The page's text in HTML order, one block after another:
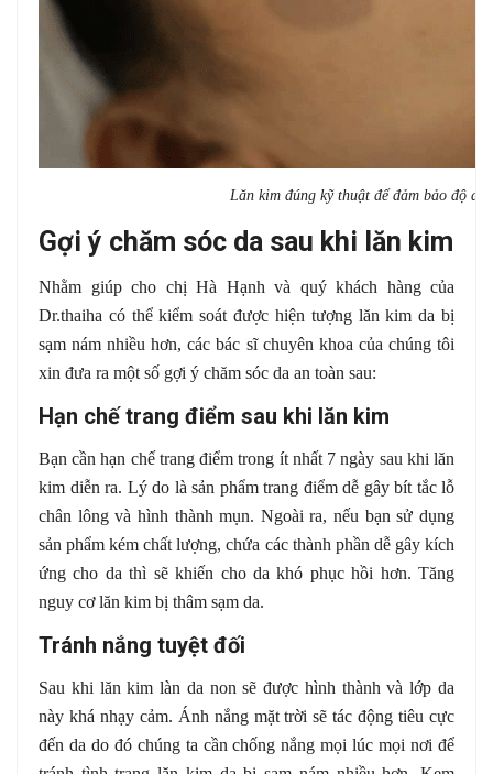
Lăn kim đúng kỹ thuật để đảm bảo độ an
Gợi ý chăm sóc da sau khi lăn kim
Nhằm giúp cho chị Hà Hạnh và quý khách hàng của
Dr.thaiha có thể kiểm soát được hiện tượng lăn kim da bị
sạm nám nhiều hơn, các bác sĩ chuyên khoa của chúng tôi
xin đưa ra một số gợi ý chăm sóc da an toàn sau:
Hạn chế trang điểm sau khi lăn kim
Bạn cần hạn chế trang điểm trong ít nhất 7 ngày sau khi lăn
kim diễn ra. Lý do là sản phẩm trang điểm dễ gây bít tắc lỗ
chân lông và hình thành mụn. Ngoài ra, nếu bạn sử dụng
sản phẩm kém chất lượng, chứa các thành phần dễ gây kích
ứng cho da thì sẽ khiến cho da khó phục hồi hơn. Tăng
nguy cơ lăn kim bị thâm sạm da.
Tránh nắng tuyệt đối
Sau khi lăn kim làn da non sẽ được hình thành và lớp da
này khá nhạy cảm. Ánh nắng mặt trời sẽ tác động tiêu cực
đến da do đó chúng ta cần chống nắng mọi lúc mọi nơi để